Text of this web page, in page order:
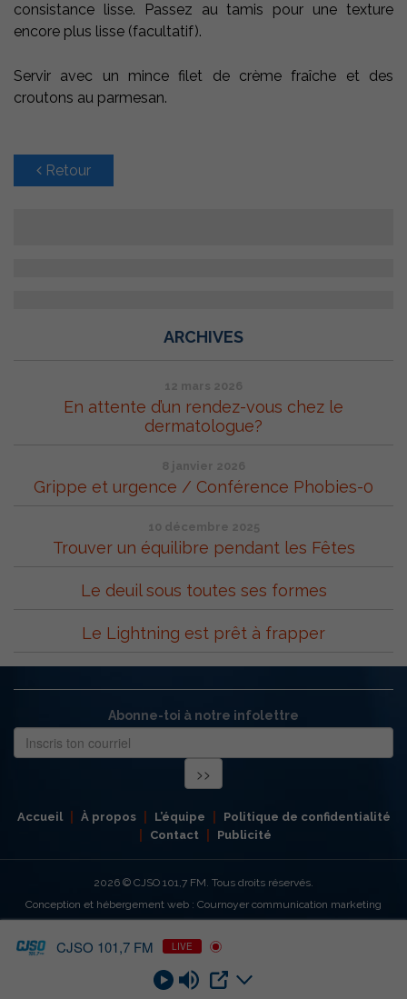
consistance lisse. Passez au tamis pour une texture
encore plus lisse (facultatif).
Servir avec un mince filet de crème fraîche et des
croutons au parmesan.
Retour
ARCHIVES
12 mars 2026
En attente d’un rendez-vous chez le
dermatologue?
8 janvier 2026
Grippe et urgence / Conférence Phobies-0
10 décembre 2025
Trouver un équilibre pendant les Fêtes
Le deuil sous toutes ses formes
Le Lightning est prêt à frapper
Abonne-toi à notre infolettre
Accueil À propos L’équipe
Politique de confidentialité
Contact
Publicité
2026 © CJSO 101,7 FM. Tous droits réservés.
Conception et hébergement web : Cournoyer communication marketing
CJSO 101,7 FM LIVE